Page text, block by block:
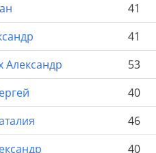
41
41
Александр 53
40
46
40